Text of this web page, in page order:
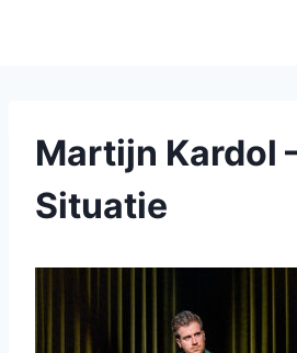
Martijn Kardol
Situatie